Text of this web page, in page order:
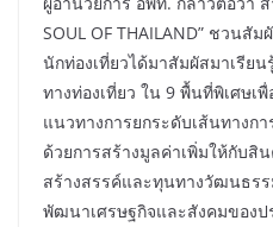
SOUL OF THAILAND” ชวน
นักท่องเที่ยวได้มาสัมผัสมาเรีย
ทางท่องเที่ยว ใน 9 พื้นที่พิเศษเ
แนวทางการยกระดับเส้นทางก
ด้วยการสร้างมูลค่าเพิ่มให้กับสิ
สร้างสรรค์และทุนทางวัฒนธรร
พัฒนาเศรษฐกิจและสังคมของป